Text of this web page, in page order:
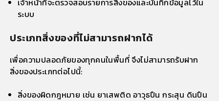
เจ้าหน้าที่จะตรวจสอบรายการสิ่งของและบันทึกข้อมูลไว้ใน
ระบบ
ประเภทสิ่งของที่ไม่สามารถฝากได้
เพื่อความปลอดภัยของทุกคนในพื้นที่ จึงไม่สามารถรับฝาก
สิ่งของประเภทต่อไปนี้:
สิ่งของผิดกฎหมาย เช่น ยาเสพติด อาวุธปืน กระสุน ดินปืน